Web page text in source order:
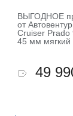
ВЫГОДНОЕ
от
Cruiser Prado
45 мм
49